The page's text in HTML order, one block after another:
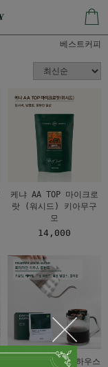
베스트커피
케냐 AA TOP 마이크로
랏 (워시드) 키아무구
모
14,000
드립백 프리미엄 하우스